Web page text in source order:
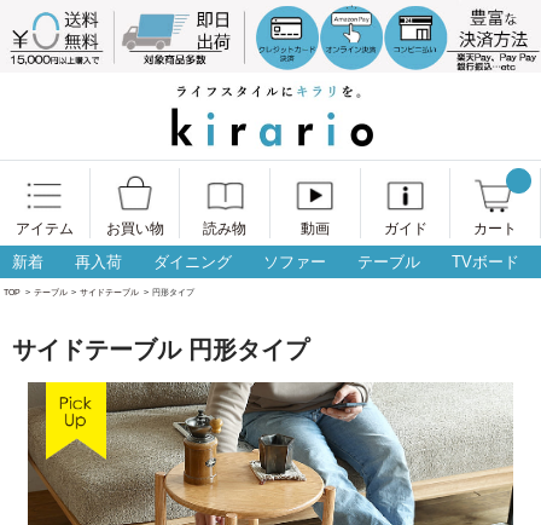
アイテム お買い物 読み物 動画 ガイド カート
新着 再入荷 ダイニング ソファー テーブル TVボード
TOP > テーブル > サイドテーブル > 円形タイプ
サイドテーブル 円形タイプ